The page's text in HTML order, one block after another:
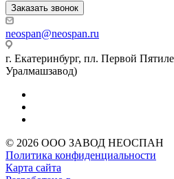
Заказать звонок
neospan@neospan.ru
г. Екатеринбург, пл. Первой
Уралмашзавод)
© 2026 ООО ЗАВОД НЕОСПАН
Политика конфиденциальности
Карта сайта